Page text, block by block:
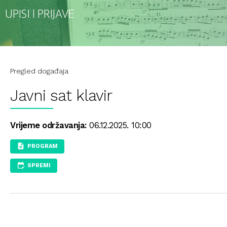
UPISI I PRIJAVE
Pregled događaja
Javni sat klavir
Vrijeme održavanja:06.12.2025. 10:00
PROGRAM
SPREMI